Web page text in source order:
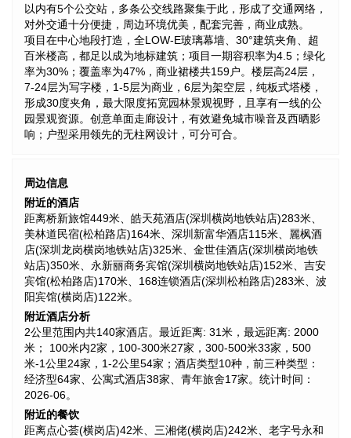
以内有5个公交站，多条公交线路聚集于此，形成了交通网络，
对外交通十分便捷，周边环境优美，配套完善，商业成熟。
项目在中心地段打造，全LOW-E玻璃幕墙、30°建筑夹角、超
百米楼高，都足以成为地标建筑；项目一期容积率为4.5；绿化
率为30%；覆盖率为47%，商业裙楼共159户。楼层高24层，
7-24层为写字楼，1-5层为商业，6层为架空层，纯板式塔楼，
形成30度夹角，最大限度拓宽园林景观视野，且享有一线的公
园景观资源。创意单面走廊设计，有效避免城市噪音及西晒影
响；户型采用领先的无柱网设计，可分可合。
周边信息
附近的酒店
距离桥新旅馆449米、皓天苑酒店(深圳横岗地铁站店)283米、
美林道民宿(松柏路店)164米、深圳新富华酒店115米、麗枫酒
店(深圳龙岗横岗地铁站店)325米、金世佳酒店(深圳横岗地铁
站店)350米、永新丽商务宾馆(深圳横岗地铁站店)152米、吉安
宾馆(松柏路店)170米、168连锁酒店(深圳松柏路店)283米、波
阳宾馆(横岗店)122米。
附近酒店分析
2公里范围内共140家酒店。最近距离: 31米，最远距离: 2000
米； 100米内2家，100-300米27家，300-500米33家，500
米-1公里24家，1-2公里54家；酒店类型10种，前三种类型：
经济型64家、公寓式酒店38家、青年旅舍17家。统计时间：
2026-06。
附近的餐饮
距离点心荟(横岗店)42米、三湘佬(横岗店)242米、老字号永和